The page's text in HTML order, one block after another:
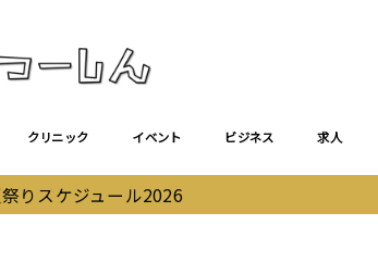
クリニック イベント ビジネス 求人
りスケジュール2026